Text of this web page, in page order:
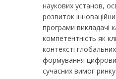
наукових установ,
розвиток
програми викладачі
компетентність як
контексті
формування
сучасних вимог